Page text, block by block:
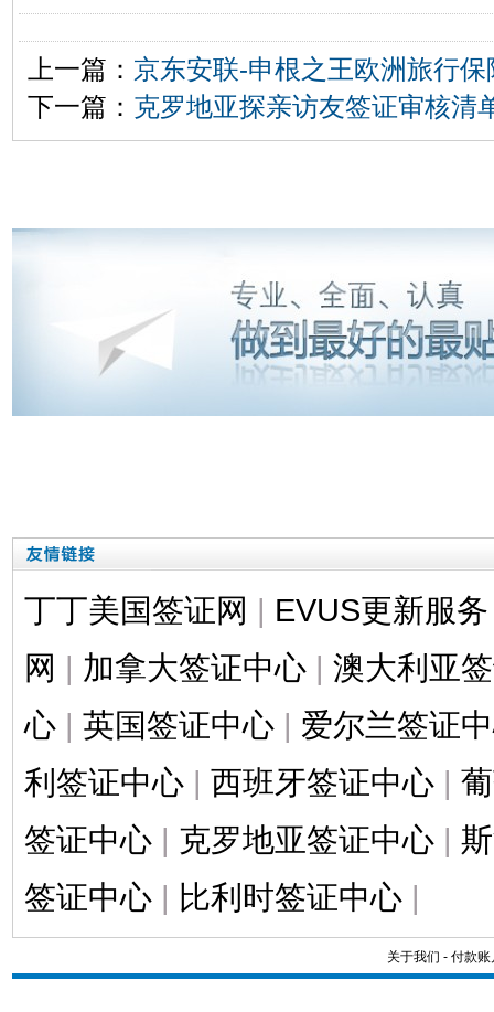
上一篇： 京东安联-申根之王欧洲旅行保
下一篇： 克罗地亚探亲访友签证审核清
丁丁美国签证网 | EVUS更新服务
网 | 加拿大签证中心 | 澳大利亚
心 | 英国签证中心 | 爱尔兰签证
利签证中心 | 西班牙签证中心 |
签证中心 | 克罗地亚签证中心 |
签证中心 | 比利时签证中心 |
关于我们 - 付款账